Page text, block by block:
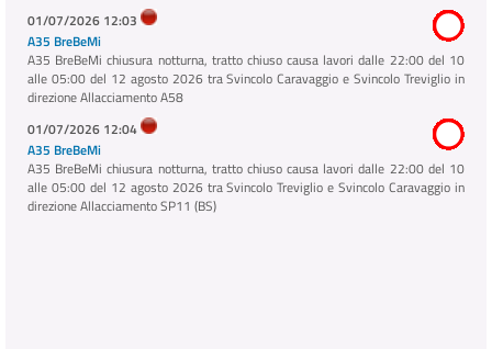
01/07/2026 12:03
A35 BreBeMi
A35 BreBeMi chiusura notturna, tratto chiuso causa lavori dalle 22:00 del 10
alle 05:00 del 12 agosto 2026 tra Svincolo Caravaggio e Svincolo Treviglio in
direzione Allacciamento A58
01/07/2026 12:04
A35 BreBeMi
A35 BreBeMi chiusura notturna, tratto chiuso causa lavori dalle 22:00 del 10
alle 05:00 del 12 agosto 2026 tra Svincolo Treviglio e Svincolo Caravaggio in
direzione Allacciamento SP11 (BS)